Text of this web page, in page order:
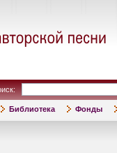
Библиотека Фонды